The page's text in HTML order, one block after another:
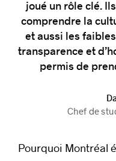
joué un rôle clé.
comprendre la
et aussi les
transparence et
permis de
Chef de
Pourquoi Montréal